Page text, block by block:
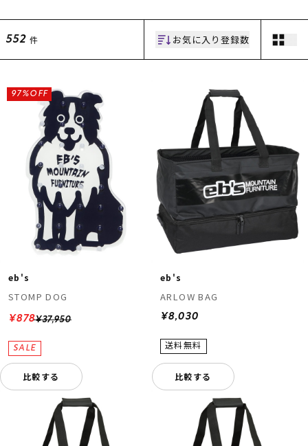
ブランド一覧
覧
スタッフスナップ
中古/アウトレット サー
中古/アウトレット スノ
ご利用ガイド
ギフトラッピング
アフターサポート
下取り保証について
よくある質問
店舗一覧
お問い合わせ
ニュース
ムラサキスポーツ 公式アプリ
ポイント・クーポンもこのアプリで！
552 件 お気に入り登録数
eb's
STOMP DOG
¥37,950
97%OFF
¥878
比較する
eb's
ARLOW BAG
¥8,030
比較する